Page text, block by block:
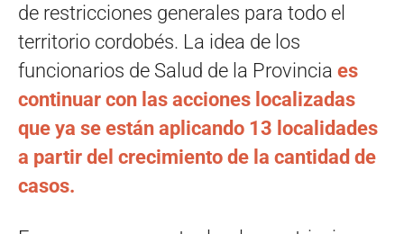
de restricciones generales para todo el
territorio cordobés. La idea de los
funcionarios de Salud de la Provincia es
continuar con las acciones localizadas
que ya se están aplicando 13 localidades
a partir del crecimiento de la cantidad de
casos.